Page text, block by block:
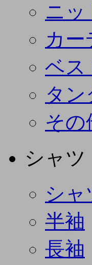
ニッ
カー
ベス
タ
その
シャツ
シャ
半袖
長袖